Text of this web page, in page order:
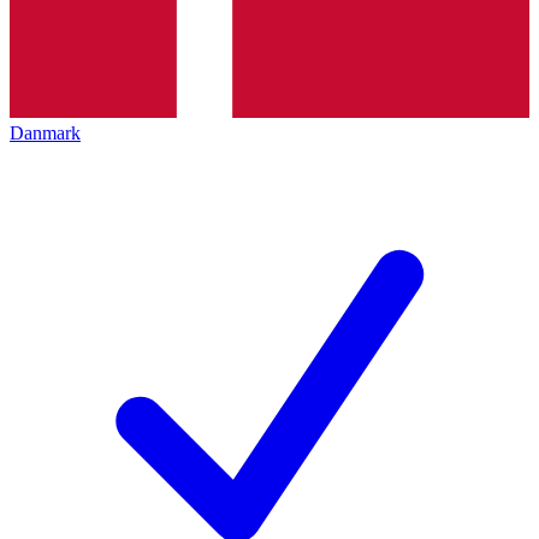
Danmark